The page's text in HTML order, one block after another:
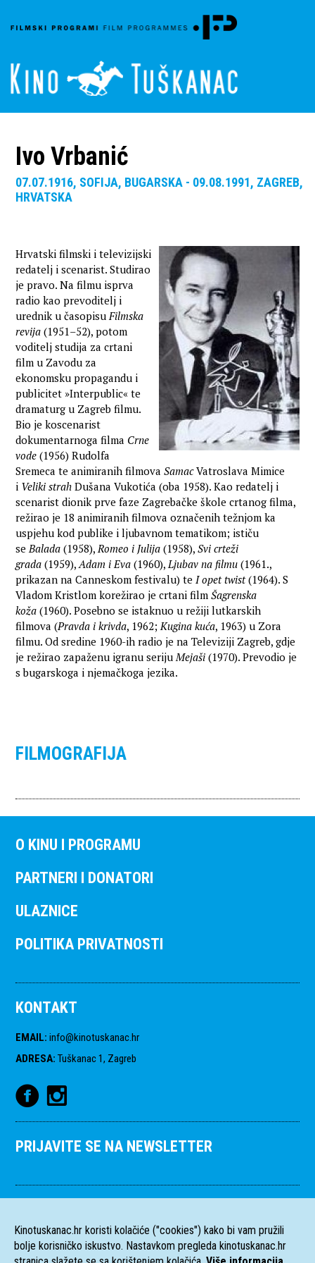
Ivo Vrbanić
07.07.1916, SOFIJA, BUGARSKA - 09.08.1991, ZAGREB,
HRVATSKA
Hrvatski filmski i televizijski
redatelj i scenarist. Studirao
je pravo. Na filmu isprva
radio kao prevoditelj i
urednik u časopisuFilmska
revija (1951–52), potom
voditelj studija za crtani
film u Zavodu za
ekonomsku propagandu i
publicitet »Interpublic« te
dramaturg u Zagreb filmu.
Bio je koscenarist
dokumentarnoga filma Crne
vode (1956) Rudolfa
Sremeca te animiranih filmovaSamacVatroslava Mimice
i Veliki strahDušana Vukotića (oba 1958). Kao redatelj i
scenarist dionik prve faze Zagrebačke škole crtanog filma,
režirao je 18 animiranih filmova označenih težnjom ka
uspjehu kod publike i ljubavnom tematikom; ističu
seBalada(1958),Romeo i Julija (1958),Svi crteži
grada (1959),Adam i Eva (1960),Ljubav na filmu(1961.,
prikazan na Canneskom festivalu) teI opet twist(1964). S
Vladom Kristlom korežirao je crtani filmŠagrenska
koža(1960). Posebno se istaknuo u režiji lutkarskih
filmova (Pravda i krivda, 1962;Kugina kuća, 1963) u Zora
filmu. Od sredine 1960-ih radio je na Televiziji Zagreb, gdje
je režirao zapaženu igranu serijuMejaši(1970). Prevodio je
s bugarskoga i njemačkoga jezika.
FILMOGRAFIJA
O KINU I PROGRAMU
PARTNERI I DONATORI
ULAZNICE
POLITIKA PRIVATNOSTI
KONTAKT
EMAIL: info@kinotuskanac.hr
ADRESA: Tuškanac 1, Zagreb
PRIJAVITE SE NA NEWSLETTER
Kinotuskanac.hr koristi kolačiće ("cookies") kako bi vam pružili
bolje korisničko iskustvo. Nastavkom pregleda kinotuskanac.hr